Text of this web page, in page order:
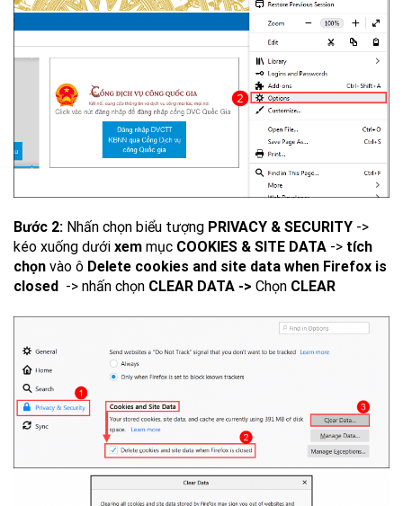
Bước 2: Nhấn chọn biểu tượng PRIVACY & SECURITY ->
kéo xuống dưới xem mục COOKIES & SITE DATA -> tích
chọn vào ô Delete cookies and site data when Firefox is
closed -> nhấn chọn CLEAR DATA -> Chọn CLEAR